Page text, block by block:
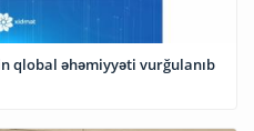
qlobal əhəmiyyəti vurğulanıb